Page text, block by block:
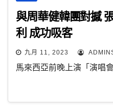
與周華健韓團對撼
利 成功吸客
九月 11, 2023
馬來西亞前晚上演「演唱